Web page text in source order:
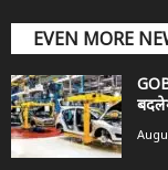
EVEN MORE